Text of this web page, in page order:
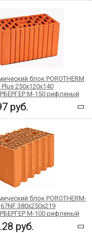
блок POROTHERM
Plus 250x120x140
М-150 рифленый
руб.
блок POROTHERM-
380x250x219
М-100 рифленый
руб.